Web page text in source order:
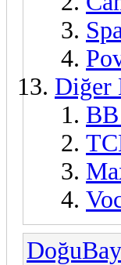
Diğer